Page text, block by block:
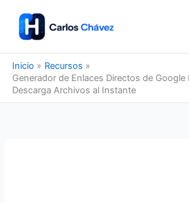
contenido
Inicio
Recursos
Generador de Enlaces Directos de Google
Descarga Archivos al Instante